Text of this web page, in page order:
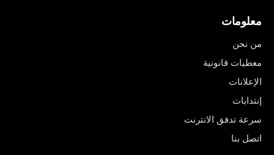
معلومات
من نحن
معطيات قانونية
الإعلانات
إنتدابات
سرعة تدفق الانترنت
اتصل بنا